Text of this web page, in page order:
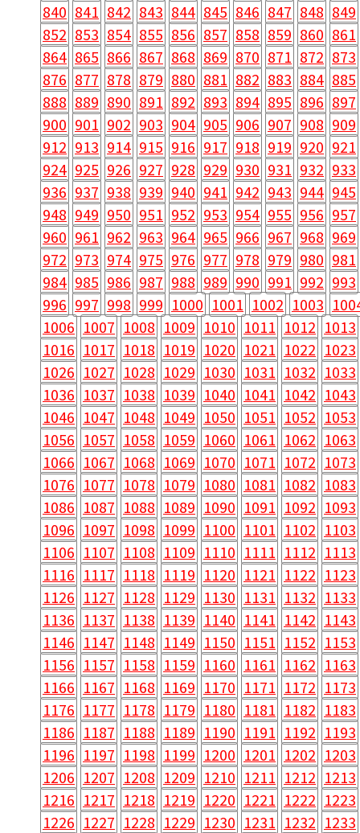
840 841 842 843 844 845 846 847 848 849
852 853 854 855 856 857 858 859 860 861
864 865 866 867 868 869 870 871 872 873
876 877 878 879 880 881 882 883 884 885
888 889 890 891 892 893 894 895 896 897
900 901 902 903 904 905 906 907 908 909
912 913 914 915 916 917 918 919 920 921
924 925 926 927 928 929 930 931 932 933
936 937 938 939 940 941 942 943 944 945
948 949 950 951 952 953 954 955 956 957
960 961 962 963 964 965 966 967 968 969
972 973 974 975 976 977 978 979 980 981
984 985 986 987 988 989 990 991 992 993
996 997 998 999 1000 1001 1002 1003
1006 1007 1008 1009 1010 1011 1012 1013
1016 1017 1018 1019 1020 1021 1022 1023
1026 1027 1028 1029 1030 1031 1032 1033
1036 1037 1038 1039 1040 1041 1042 1043
1046 1047 1048 1049 1050 1051 1052 1053
1056 1057 1058 1059 1060 1061 1062 1063
1066 1067 1068 1069 1070 1071 1072 1073
1076 1077 1078 1079 1080 1081 1082 1083
1086 1087 1088 1089 1090 1091 1092 1093
1096 1097 1098 1099 1100 1101 1102 1103
1106 1107 1108 1109 1110 1111 1112 1113
1116 1117 1118 1119 1120 1121 1122 1123
1126 1127 1128 1129 1130 1131 1132 1133
1136 1137 1138 1139 1140 1141 1142 1143
1146 1147 1148 1149 1150 1151 1152 1153
1156 1157 1158 1159 1160 1161 1162 1163
1166 1167 1168 1169 1170 1171 1172 1173
1176 1177 1178 1179 1180 1181 1182 1183
1186 1187 1188 1189 1190 1191 1192 1193
1196 1197 1198 1199 1200 1201 1202 1203
1206 1207 1208 1209 1210 1211 1212 1213
1216 1217 1218 1219 1220 1221 1222 1223
1226 1227 1228 1229 1230 1231 1232 1233